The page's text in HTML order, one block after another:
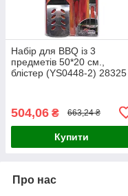
Набір для BBQ із 3
предметів 50*20 см.,
блістер (YS0448-2) 28325
504,06 ₴ 663,24 ₴
Купити
Про нас